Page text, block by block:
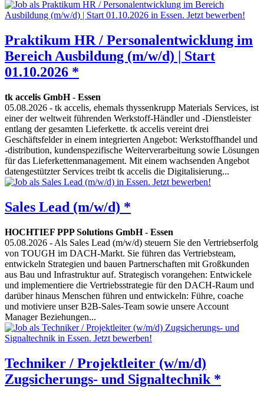
Praktikum HR / Personalentwicklung im
Bereich Ausbildung (m/w/d) | Start
01.10.2026 *
tk accelis GmbH- Essen
05.08.2026 - tk accelis, ehemals thyssenkrupp Materials Services, ist
einer der weltweit führenden Werkstoff-Händler und -Dienstleister
entlang der gesamten Lieferkette. tk accelis vereint drei
Geschäftsfelder in einem integrierten Angebot: Werkstoffhandel und
-distribution, kundenspezifische Weiterverarbeitung sowie Lösungen
für das Lieferkettenmanagement. Mit einem wachsenden Angebot
datengestützter Services treibt tk accelis die Digitalisierung...
Sales Lead (m/w/d) *
HOCHTIEF PPP Solutions GmbH- Essen
05.08.2026 - Als Sales Lead (m/w/d) steuern Sie den Vertriebserfolg
von TOUGH im DACH-Markt. Sie führen das Vertriebsteam,
entwickeln Strategien und bauen Partnerschaften mit Großkunden
aus Bau und Infrastruktur auf. Strategisch vorangehen: Entwickele
und implementiere die Vertriebsstrategie für den DACH-Raum und
darüber hinaus Menschen führen und entwickeln: Führe, coache
und motiviere unser B2B-Sales-Team sowie unsere Account
Manager Beziehungen...
Techniker / Projektleiter (w/m/d)
Zugsicherungs- und Signaltechnik *